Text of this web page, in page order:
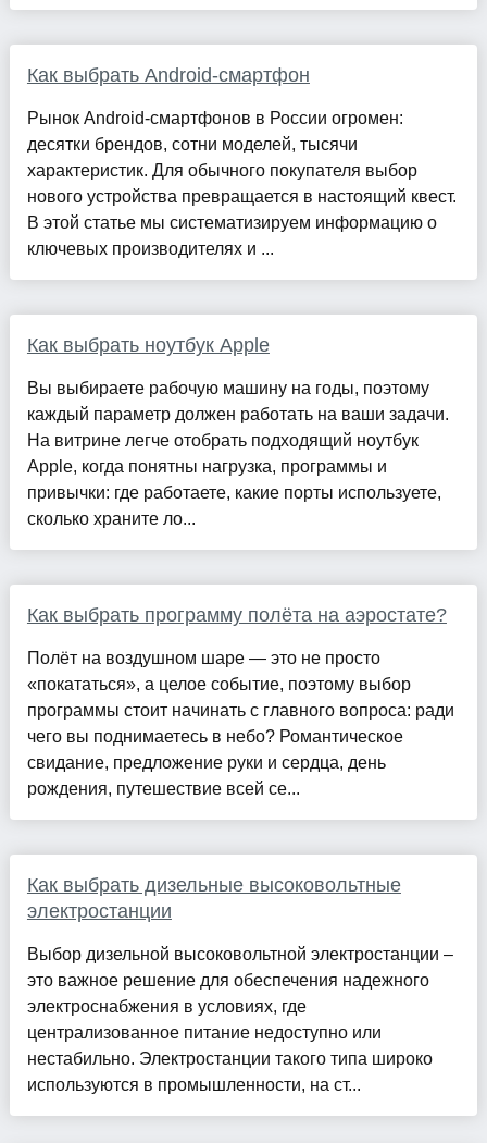
Как выбрать Android-смартфон
Рынок Android-смартфонов в России огромен:
десятки брендов, сотни моделей, тысячи
характеристик. Для обычного покупателя выбор
нового устройства превращается в настоящий квест.
В этой статье мы систематизируем информацию о
ключевых производителях и ...
Как выбрать ноутбук Apple
Вы выбираете рабочую машину на годы, поэтому
каждый параметр должен работать на ваши задачи.
На витрине легче отобрать подходящий ноутбук
Apple, когда понятны нагрузка, программы и
привычки: где работаете, какие порты используете,
сколько храните ло...
Как выбрать программу полёта на аэростате?
Полёт на воздушном шаре — это не просто
«покататься», а целое событие, поэтому выбор
программы стоит начинать с главного вопроса: ради
чего вы поднимаетесь в небо? Романтическое
свидание, предложение руки и сердца, день
рождения, путешествие всей се...
Как выбрать дизельные высоковольтные
электростанции
Выбор дизельной высоковольтной электростанции –
это важное решение для обеспечения надежного
электроснабжения в условиях, где
централизованное питание недоступно или
нестабильно. Электростанции такого типа широко
используются в промышленности, на ст...